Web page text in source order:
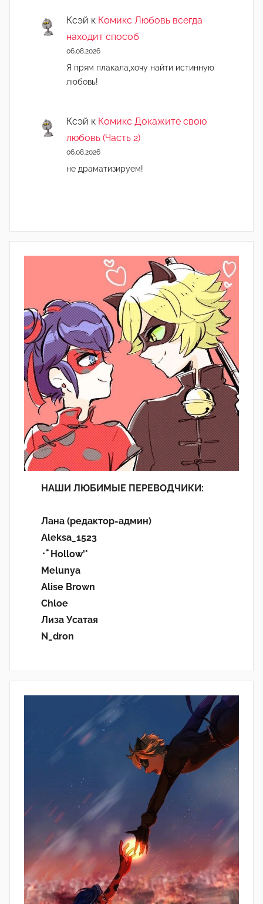
Ксэй к Комикс Любовь всегда
находит способ
06.08.2026
Я прям плакала,хочу найти истинную
любовь!
Ксэй к Комикс Докажите свою
любовь (Часть 2)
06.08.2026
не драматизируем!
НАШИ ЛЮБИМЫЕ ПЕРЕВОДЧИКИ:
Лана (редактор-админ)
Aleksa_1523
･ﾟHollow'°
Melunya
Alise Brown
Chloe
Лиза Усатая
N_dron